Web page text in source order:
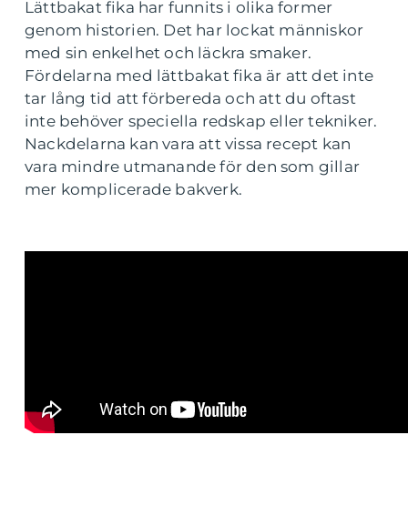
Lättbakat fika har funnits i olika former
genom historien. Det har lockat människor
med sin enkelhet och läckra smaker.
Fördelarna med lättbakat fika är att det inte
tar lång tid att förbereda och att du oftast
inte behöver speciella redskap eller tekniker.
Nackdelarna kan vara att vissa recept kan
vara mindre utmanande för den som gillar
mer komplicerade bakverk.